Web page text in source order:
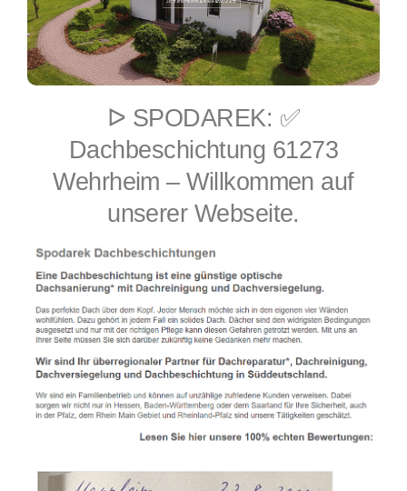
ᐅ SPODAREK: ✅
Dachbeschichtung 61273
Wehrheim – Willkommen auf
unserer Webseite.